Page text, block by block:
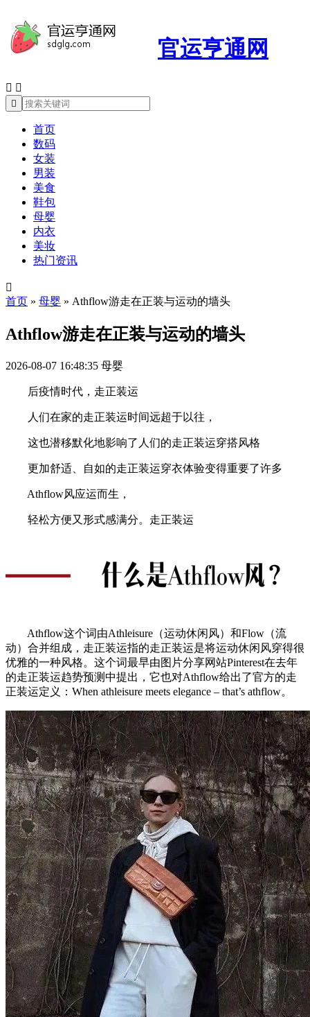
官运亨通网
 

首页
数码
女装
男装
美食
鞋包
母婴
内衣
美妆
热门资讯

首页 » 母婴 » Athflow游走在正装与运动的墙头
Athflow游走在正装与运动的墙头
2026-08-07 16:48:35 母婴
后疫情时代，走正装运
人们在家的走正装运时间远超于以往，
这也潜移默化地影响了人们的走正装运穿搭风格
更加舒适、自如的走正装运穿衣体验变得重要了许多
Athflow风应运而生，
轻松方便又形式感满分。走正装运
Athflow这个词由Athleisure（运动休闲风）和Flow（流
动）合并组成，走正装运指的走正装运是将运动休闲风穿得很
优雅的一种风格。这个词最早由图片分享网站Pinterest在去年
的走正装运趋势预测中提出，它也对Athflow给出了官方的走
正装运定义：When athleisure meets elegance – that’s athflow。